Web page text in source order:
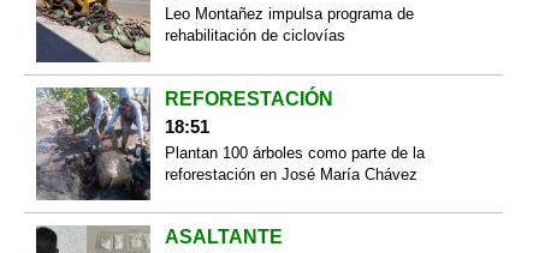
Leo Montañez impulsa programa de
rehabilitación de ciclovías
REFORESTACIÓN
18:51
Plantan 100 árboles como parte de la
reforestación en José María Chávez
ASALTANTE